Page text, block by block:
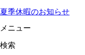
夏季休暇のお知らせ
メニュー
検索